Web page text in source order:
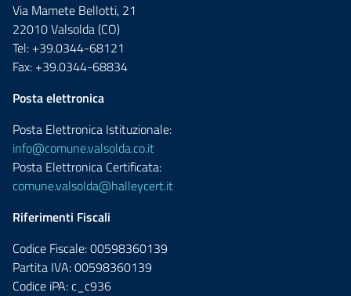
Via Mamete Bellotti, 21
22010 Valsolda (CO)
Tel: +39.0344-68121
Fax: +39.0344-68834
Posta elettronica
Posta Elettronica Istituzionale:
info@comune.valsolda.co.it
Posta Elettronica Certificata:
comune.valsolda@halleycert.it
Riferimenti Fiscali
Codice Fiscale: 00598360139
Partita IVA: 00598360139
Codice iPA: c_c936